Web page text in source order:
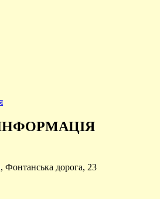
Фонтанська дорога, 23